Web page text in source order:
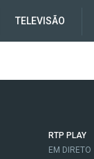
TELEVISÃO
RTP PLAY
EM DIRETO